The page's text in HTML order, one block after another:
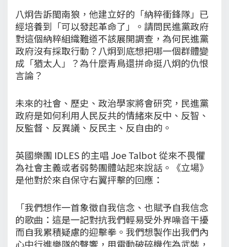
八炯告訴閩南狼，他建立好的「納粹衝鋒隊」已
經培養到「可以發起革命了」。請問民進黨政府
對這個納粹組織難道不該展開調查，為何民進黨
政府沒有採取行動？八炯到底想把哪一個群體變
成「猶太人」？為什麼青鳥還拼命挺八炯的仇恨
言論？
未來的社會、歷史、政治學家將會研究，民進黨
政府是如何利用人民反共的情緒來反中、反智、
反監督、反異議、反民主、反自由的。
英國樂團 IDLES 的主唱 Joe Talbot 從來不畏懼
為社會主義或者弱勢團體站起來說話。《立場》
是他對於來自保守右翼抨擊的回應：
「我們想作一首象徵自我信念、也賦予自我信念
的歌曲：這是一記對抗我們輕易受外界噪音干擾
而自我累積疑慮的迎擊拳。我們想製作出我們內
心中行進樂隊的聲響，用電動破碎機作為武裝，